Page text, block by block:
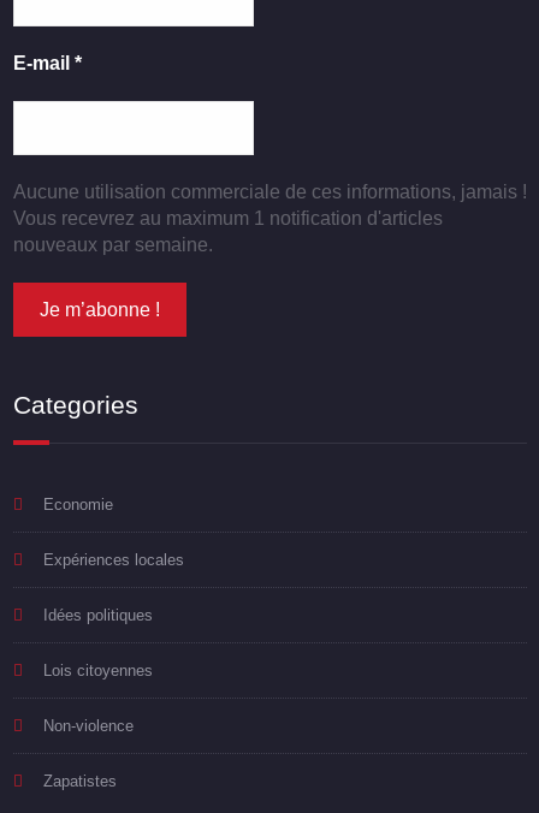
E-mail *
Aucune utilisation commerciale de ces informations, jamais !
Vous recevrez au maximum 1 notification d'articles
nouveaux par semaine.
Categories
Economie
Expériences locales
Idées politiques
Lois citoyennes
Non-violence
Zapatistes